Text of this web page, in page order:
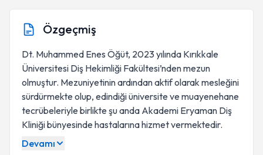
Özgeçmiş
Dt. Muhammed Enes Öğüt, 2023 yılında Kırıkkale
Üniversitesi Diş Hekimliği Fakültesi’nden mezun
olmuştur. Mezuniyetinin ardından aktif olarak mesleğini
sürdürmekte olup, edindiği üniversite ve muayenehane
tecrübeleriyle birlikte şu anda Akademi Eryaman Diş
Kliniği bünyesinde hastalarına hizmet vermektedir.
Devamı